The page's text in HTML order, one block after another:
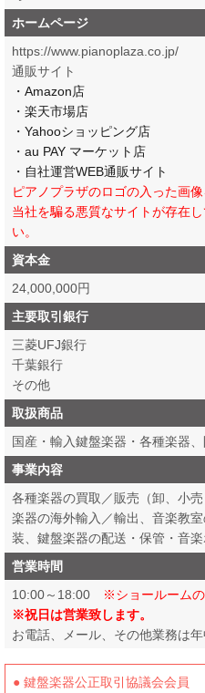
ホームページ
https://www.pianoplaza.co.jp/
通販サイト
・Amazon店
・楽天市場店
・Yahooショッピング店
・au PAY マーケット店
・自社運営WEB通販サイト
ピアノプラザのロゴの入った画
当社を騙る悪質なサイトが存在
い。
資本金
24,000,000円
主要取引銀行
三菱UFJ銀行
千葉銀行
その他
取扱商品
国産・輸入鍵盤楽器・各種楽器
事業内容
各種楽器の買取／販売（卸、小
楽器の海外輸入／輸出、音楽教
装、鍵盤楽器の配送・保管・音
営業時間
10:00～18:00
※ショールーム
※祝日は営業致します。
お電話、メール、その他業務は
● 鍵盤楽器公正取引協議会会員